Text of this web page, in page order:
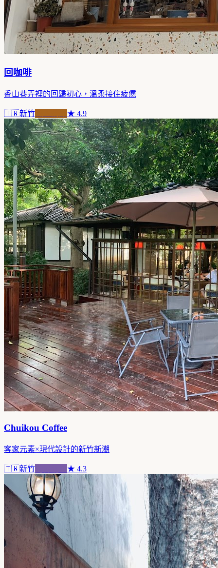
回咖啡
香山巷弄裡的回歸初心，溫柔接住疲憊
🇹🇼新竹 ★ 4.9
Chuikou Coffee
客家元素×現代設計的新竹新潮
🇹🇼新竹 ★ 4.3